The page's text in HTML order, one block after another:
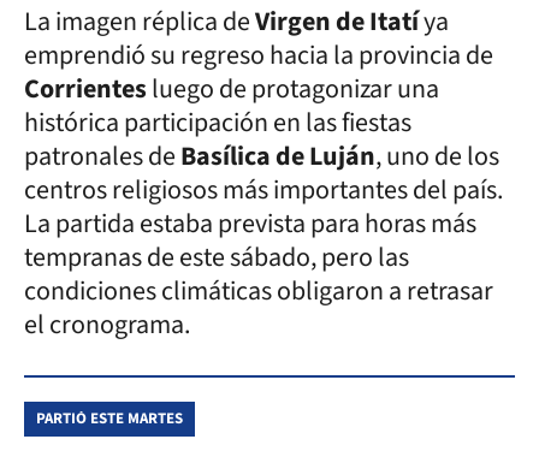
La imagen réplica deVirgen de Itatíya
emprendió su regreso hacia la provincia de
Corrientesluego de protagonizar una
histórica participación en las fiestas
patronales deBasílica de Luján, uno de los
centros religiosos más importantes del país.
La partida estaba prevista para horas más
tempranas de este sábado, pero las
condiciones climáticas obligaron a retrasar
el cronograma.
PARTIÓ ESTE MARTES